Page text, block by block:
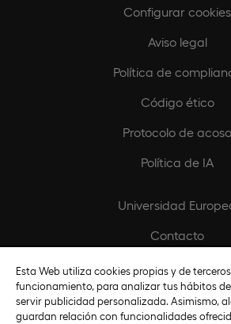
Configurar cookies
Aviso legal
Política de
Código ético
Protocolo de acoso
Política de IA
Universidad
Contacto
Biblioteca
Fundación Universidad
Esta Web utiliza cookies propias y de
funcionamiento, para analizar tus hábitos
servir publicidad personalizada. Asimismo,
guardan relación con funcionalidades